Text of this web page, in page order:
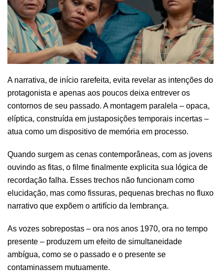
A narrativa, de início rarefeita, evita revelar as intenções do
protagonista e apenas aos poucos deixa entrever os
contornos de seu passado. A montagem paralela – opaca,
elíptica, construída em justaposições temporais incertas –
atua como um dispositivo de memória em processo.
Quando surgem as cenas contemporâneas, com as jovens
ouvindo as fitas, o filme finalmente explicita sua lógica de
recordação falha. Esses trechos não funcionam como
elucidação, mas como fissuras, pequenas brechas no fluxo
narrativo que expõem o artifício da lembrança.
As vozes sobrepostas – ora nos anos 1970, ora no tempo
presente – produzem um efeito de simultaneidade
ambígua, como se o passado e o presente se
contaminassem mutuamente.